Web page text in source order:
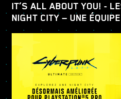
IT’S ALL ABOUT YOU! -
NIGHT CITY — UNE